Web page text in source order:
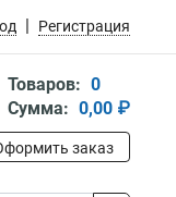
Регистрация
Товаров: 0
Сумма: 0,00 ₽
заказ